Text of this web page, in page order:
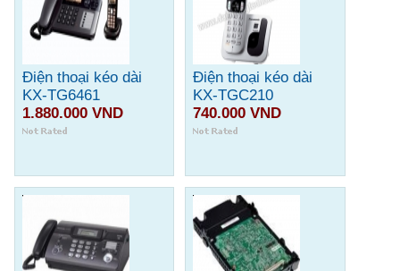
Điện thoại kéo dài
KX-TG6461
1.880.000 VND
Điện thoại kéo dài
KX-TGC210
740.000 VND